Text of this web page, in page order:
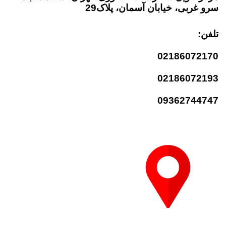
سرو غربی، خیابان آسمان، پلاک29
تلفن:
02186072170
02186072193
09362744747